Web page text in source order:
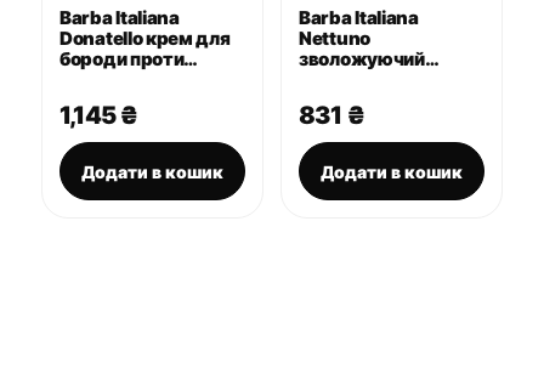
Barba Italiana
Donatello крем для
бороди проти
мл
1,145₴
Додати в кошик
Barba Italiana
Nettuno
зволожуючий
для душу 400 мл
831 ₴
Додати в кошик